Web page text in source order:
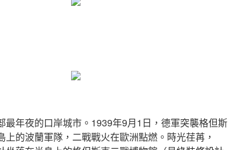
最年夜的口岸城市。1939年9月1日，德軍突襲格但斯
上的波蘭軍隊，二戰戰火在歐洲點燃。時光荏苒，